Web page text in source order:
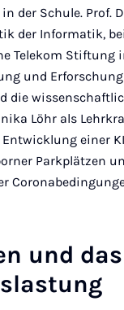
der Schule. Prof.
der Informatik,
Telekom
und
die
Löhr als
einer
Parkplätzen
und